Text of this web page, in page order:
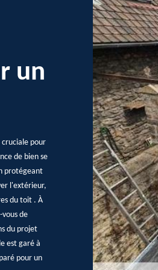
un
pour
de bien se
protégeant
l'extérieur,
du toit . À
de
du projet
est garé à
pour un